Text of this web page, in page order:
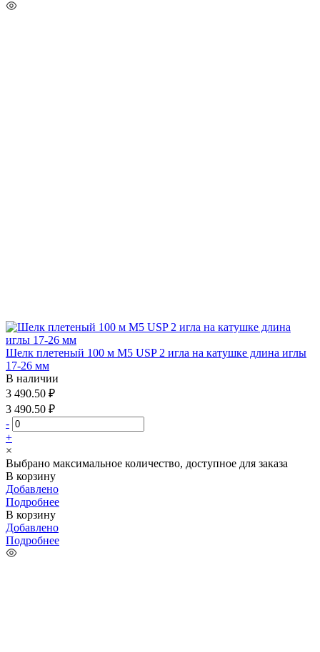
Шелк плетеный 100 м М5 USP 2 игла на катушке длина иглы
17-26 мм
В наличии
3 490.50 ₽
3 490.50 ₽
-
+
×
Выбрано максимальное количество, доступное для заказа
В корзину
Добавлено
Подробнее
В корзину
Добавлено
Подробнее